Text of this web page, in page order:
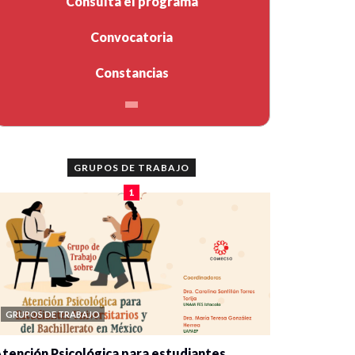
Convocatoria
Constancias
GRUPOS DE TRABAJO
1
GRUPOS DE TRABAJO